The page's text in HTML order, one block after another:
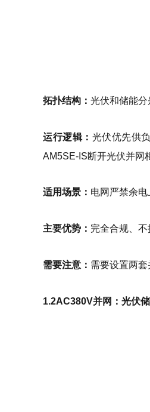
拓扑结构： 光伏和储能
运行逻辑： 光伏优先供
AM5SE-IS断开光伏并网
适用场景： 电网严禁余
主要优势： 完全合规、不
需要注意： 需要设置两套
1.2AC380V并网：光伏